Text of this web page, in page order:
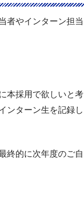
者やインターン担当
本採用で欲しいと考
ンターン生を記録し
終的に次年度のご自